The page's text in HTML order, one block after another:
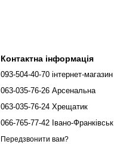
Контактна інформація
093-504-40-70 інтернет-магазин
063-035-76-26 Арсенальна
063-035-76-24 Хрещатик
066-765-77-42 Івано-Франківськ
Передзвонити вам?